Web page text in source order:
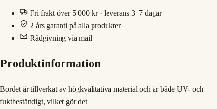
Fri frakt över 5 000 kr · leverans 3–7 dagar
2 års garanti på alla produkter
Rådgivning via mail
Produktinformation
Bordet är tillverkat av högkvalitativa material och är både UV- och
fuktbeständigt, vilket gör det